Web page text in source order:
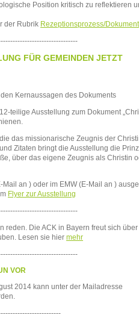
Position kritisch zu reflektieren
der Rubrik Rezeptionsprozess/
FÜR GEMEINDEN JETZT
Kernaussagen des Dokuments
teilige Ausstellung zum Dokument
das missionarische Zeugnis der
Zitaten bringt die Ausstellung die
über das eigene Zeugnis als Christin
Mail an ) oder im EMW (E-Mail an )
Flyer zur Ausstellung
reden. Die ACK in Bayern freut sich über
Lesen sie hier mehr
VOR
2014 kann unter der Mailadresse